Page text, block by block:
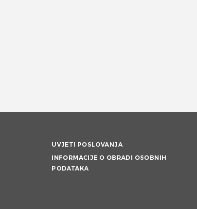
UVJETI POSLOVANJA
INFORMACIJE O OBRADI OSOBNIH
PODATAKA